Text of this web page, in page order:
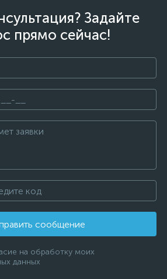
Задайте
прямо сейчас!
сообщение
на обработку моих
данных